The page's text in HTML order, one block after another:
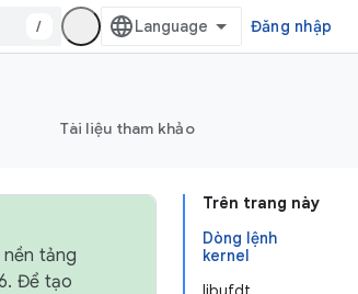
/ Đăng nhập
Tài liệu tham khảo
Trên trang này
Dòng lệnh
kernel
tảng
Để tạo